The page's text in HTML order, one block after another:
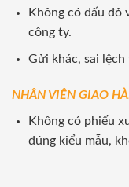
Không có dấu đỏ
công ty.
Gửi khác, sai
NHÂN VIÊN GIAO
Không có phiếu
đúng kiểu mẫu,